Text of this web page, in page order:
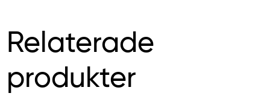
Relaterade
produkter